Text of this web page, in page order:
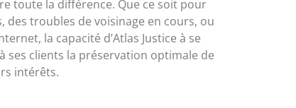
toute la différence. Que ce soit pour
des troubles de voisinage en cours, ou
la capacité d’Atlas Justice à se
clients la préservation optimale de
intérêts.